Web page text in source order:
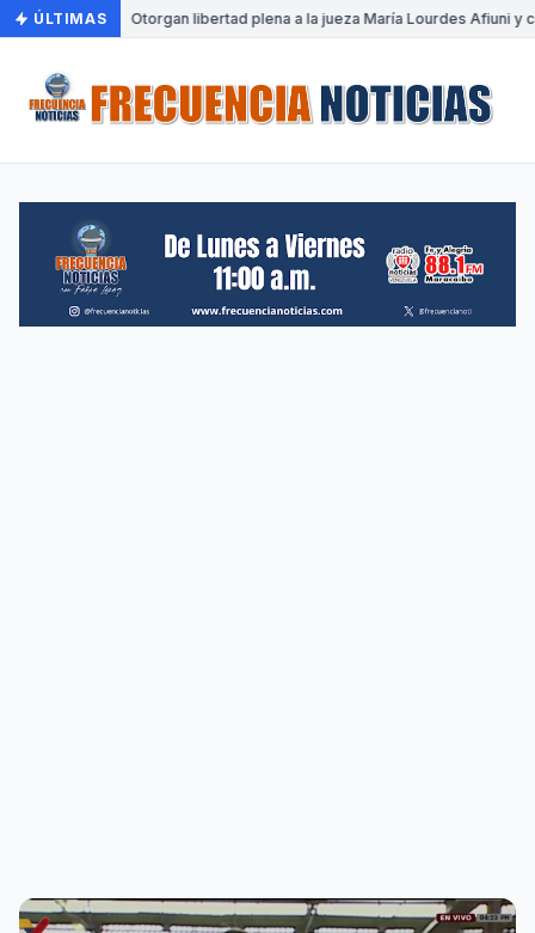
ÚLTIMAS Otorgan libertad plena a la jueza María Lourdes Afiuni y